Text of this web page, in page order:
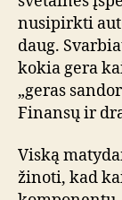
nusipirkti
daug.
kokia gera
„geras
Finansų ir
Viską
žinoti, kad